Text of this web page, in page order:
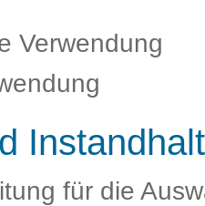
Verwendung
für die